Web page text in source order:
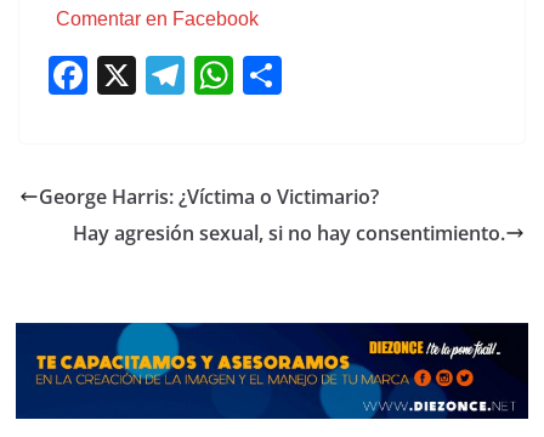
Comentar en Facebook
F
e
b
k
X T
gr
a
W
s
A
p
ar
George Harris: ¿Víctima o Victimario?
Hay agresión sexual, si no hay consentimiento.